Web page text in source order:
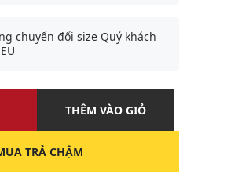
chuyển đổi size Quý khách
THÊM VÀO GIỎ
TRẢ CHẬM